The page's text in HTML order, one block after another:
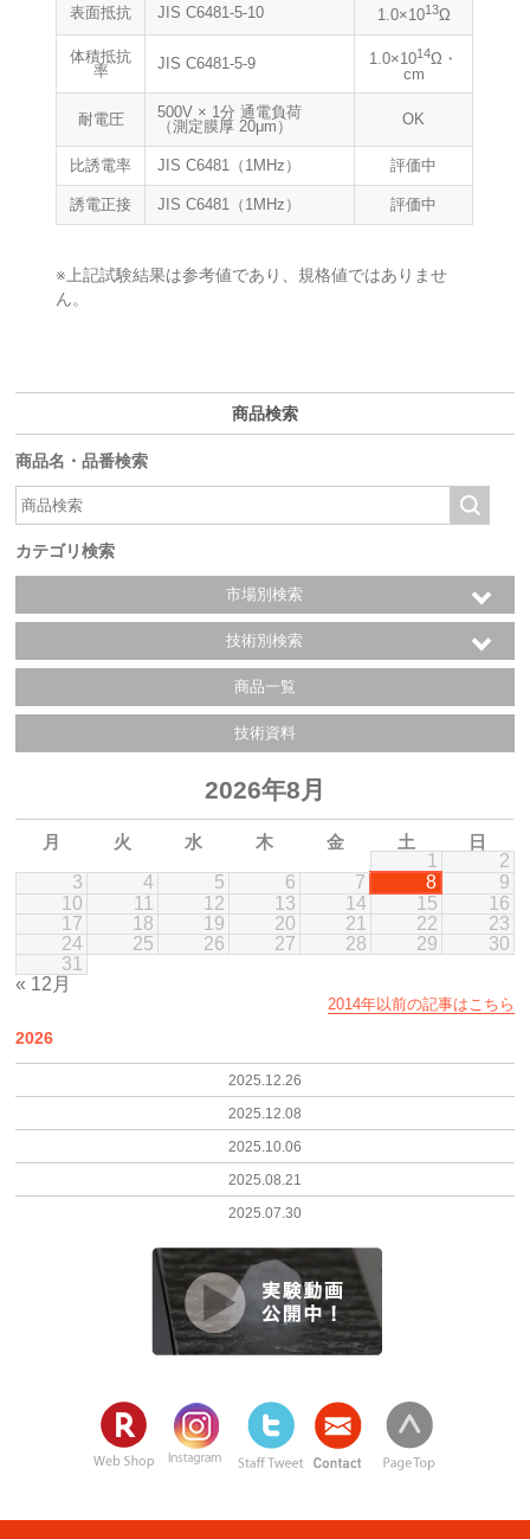
表面抵抗 JIS C6481-5-10 1.0×1013Ω
体積抵抗
率
JIS C6481-5-9 1.0×1014Ω・
cm
耐電圧
500V × 1分 通電負荷
（測定膜厚 20μm）
OK
比誘電率 JIS C6481（1MHz） 評価中
誘電正接 JIS C6481（1MHz） 評価中
※上記試験結果は参考値であり、規格値ではありませ
ん。
商品検索
商品名・品番検索
カテゴリ検索
市場別検索
技術別検索
商品一覧
技術資料
2026年8月
月 火 水 木 金 土
日
1
2
3
4 5 6 7 8
9
10
11 12 13 14 15
16
17
18 19 20 21 22
23
24
25 26 27 28 29
30
31
« 12月
2014年以前の記事はこちら
2026
2025.12.26
2025.12.08
2025.10.06
2025.08.21
2025.07.30